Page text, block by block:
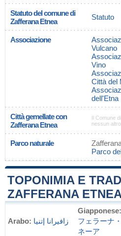
Statuto del comune di
Zafferana Etnea
Statuto
Associazione
Vulcano
Vino
Città del
dell'Etna
Città gemellate con
Zafferana Etnea
Il Comune
nessun
Parco naturale
Parco
TOPONIMIA E
ZAFFERANA
Arabo: زافيرانا إتنيا
Giapponese:
フェラーナ
ネーア